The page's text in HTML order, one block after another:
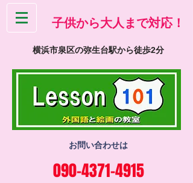
​子供から大人まで対応！
横浜市泉区の弥生台駅から徒歩2分
お問い合わせは
090-4371-4915